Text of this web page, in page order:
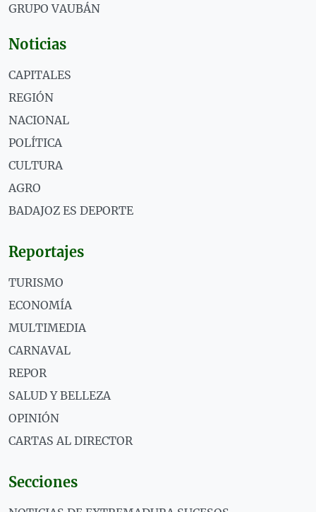
GRUPO VAUBÁN
Noticias
CAPITALES
REGIÓN
NACIONAL
POLÍTICA
CULTURA
AGRO
BADAJOZ ES DEPORTE
Reportajes
TURISMO
ECONOMÍA
MULTIMEDIA
CARNAVAL
REPOR
SALUD Y BELLEZA
OPINIÓN
CARTAS AL DIRECTOR
Secciones